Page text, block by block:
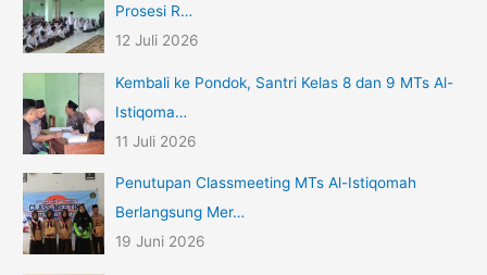
Prosesi R…
12 Juli 2026
Kembali ke Pondok, Santri Kelas 8 dan 9 MTs Al-
Istiqoma…
11 Juli 2026
Penutupan Classmeeting MTs Al-Istiqomah
Berlangsung Mer…
19 Juni 2026